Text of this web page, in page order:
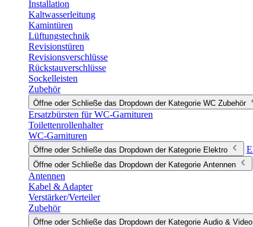
Installation
Kaltwasserleitung
Kamintüren
Lüftungstechnik
Revisionstüren
Revisionsverschlüsse
Rückstauverschlüsse
Sockelleisten
Zubehör
Öffne oder Schließe das Dropdown der Kategorie WC Zubehör
Ersatzbürsten für WC-Garnituren
Toilettenrollenhalter
WC-Garnituren
Öffne oder Schließe das Dropdown der Kategorie Elektro
Öffne oder Schließe das Dropdown der Kategorie Antennen
Antennen
Kabel & Adapter
Verstärker/Verteiler
Zubehör
Öffne oder Schließe das Dropdown der Kategorie Audio & Video